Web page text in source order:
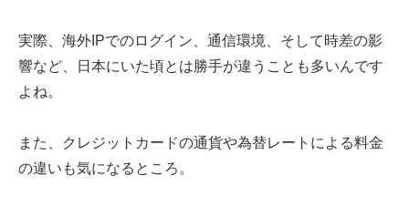
実際、海外IPでのログイン、通信環境、そして時差の影
響など、日本にいた頃とは勝手が違うことも多いんです
よね。
また、クレジットカードの通貨や為替レートによる料金
の違いも気になるところ。